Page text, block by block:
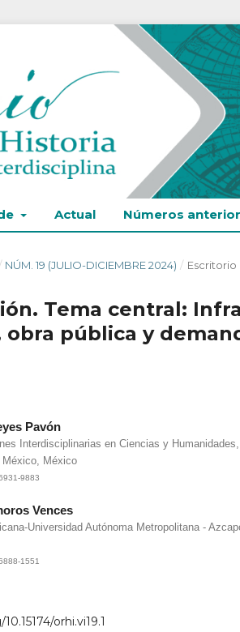
Actual Números
/ NÚM. 19 (JULIO-DICIEMBRE 2024) / Escritorio
Tema central:
obra pública y
Pavón
Interdisciplinarias en Ciencias y
México, México
9883
Vences
Universidad Autónoma Metropolitana -
1551
orhi.vi19.1